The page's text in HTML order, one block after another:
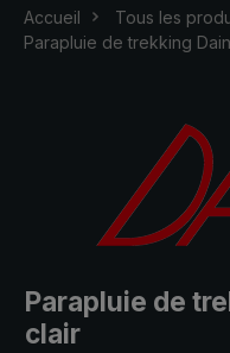
Accueil
Tous les
Parapluie de trekking
Parapluie de
clair